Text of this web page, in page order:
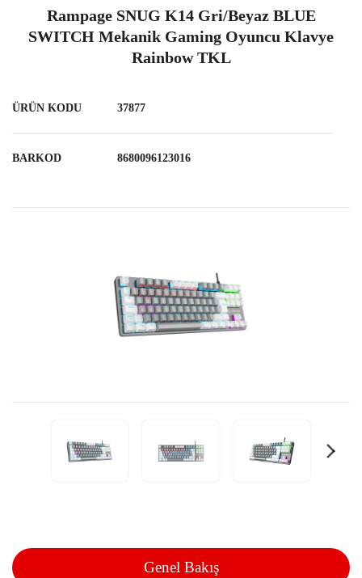
Rampage SNUG K14 Gri/Beyaz BLUE
SWITCH Mekanik Gaming Oyuncu Klavye
Rainbow TKL
ÜRÜN KODU 37877
BARKOD 8680096123016
Genel Bakış